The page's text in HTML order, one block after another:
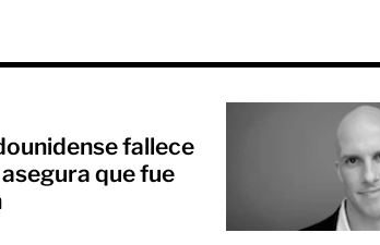
fallece
que fue